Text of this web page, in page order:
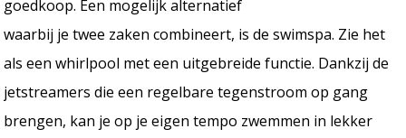
goedkoop. Een mogelijk alternatief
waarbij je twee zaken combineert, is de swimspa. Zie het
als een whirlpool met een uitgebreide functie. Dankzij de
jetstreamers die een regelbare tegenstroom op gang
brengen, kan je op je eigen tempo zwemmen in lekker